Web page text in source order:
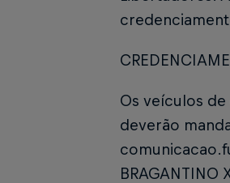
Os veículos
deverão
BRAGANTINO